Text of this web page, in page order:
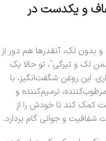
و یکدست در
بدون لک، آنقدرها هم دور از
و تیرگی`، تو حالا یک
این روغن شگفت‌انگیز، با
ترمیم‌کننده و
کمک کند تا خودش را از
و جوانی گام بردارد.